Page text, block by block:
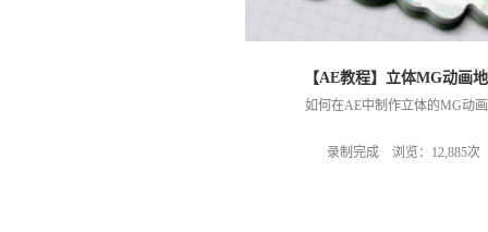
【AE教程】立体MG动画
如何在AE中制作立体的MG动
录制完成 浏览：12,885次